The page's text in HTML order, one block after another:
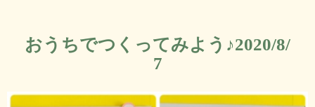
おうちでつくってみよう♪2020/8/
7